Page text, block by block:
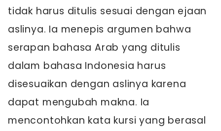
tidak harus ditulis sesuai dengan ejaan
aslinya. Ia menepis argumen bahwa
serapan bahasa Arab yang ditulis
dalam bahasa Indonesia harus
disesuaikan dengan aslinya karena
dapat mengubah makna. Ia
mencontohkan kata kursi yang berasal